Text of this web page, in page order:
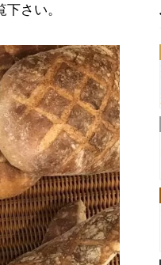
さい。